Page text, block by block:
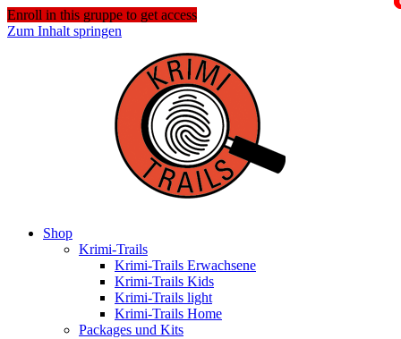
Enroll in this gruppe to get access
Zum Inhalt springen
Shop
Krimi-Trails
Krimi-Trails Erwachsene
Krimi-Trails Kids
Krimi-Trails light
Krimi-Trails Home
Packages und Kits